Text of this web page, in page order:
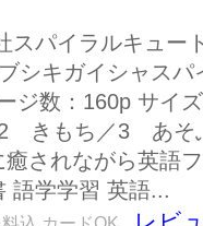
スパイラルキュー
シキガイシャス
ジ数：160p サイ
きもち／3 あそ
癒されながら英語
語学学習 英語...